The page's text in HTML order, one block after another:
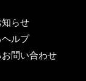
らせ
ルプ
問い合わせ